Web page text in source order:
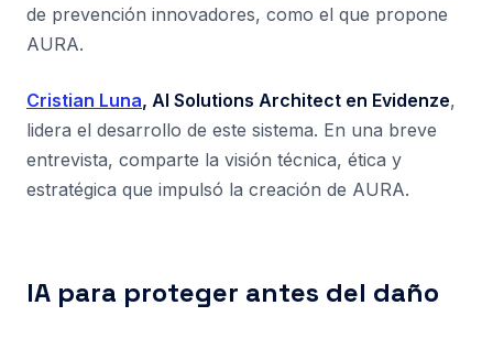
de prevención innovadores, como el que propone
AURA.
Cristian Luna, AI Solutions Architect en Evidenze,
lidera el desarrollo de este sistema. En una breve
entrevista, comparte la visión técnica, ética y
estratégica que impulsó la creación de AURA.
IA para proteger antes del daño